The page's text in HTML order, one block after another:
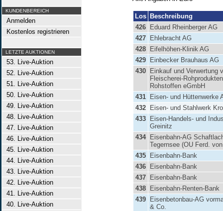
KUNDENBEREICH
Anmelden
Kostenlos registrieren
LETZTE AUKTIONEN
53. Live-Auktion
52. Live-Auktion
51. Live-Auktion
50. Live-Auktion
49. Live-Auktion
48. Live-Auktion
47. Live-Auktion
46. Live-Auktion
45. Live-Auktion
44. Live-Auktion
43. Live-Auktion
42. Live-Auktion
41. Live-Auktion
40. Live-Auktion
Los Beschreibung
426
Eduard Rheinberger AG
427
Ehlebracht AG
428
Eifelhöhen-Klinik AG
429
Einbecker Brauhaus AG
430
Einkauf und Verwertung
Fleischerei-
Rohstoffen eGmbH
431
Eisen- und Hüttenwerke
432
Eisen- und Stahlwerk
433
Eisen-Handels- und
Greinitz
434
Eisenbahn-AG
Tegernsee (OU Ferd.
435
Eisenbahn-Bank
436
Eisenbahn-Bank
437
Eisenbahn-Bank
438
Eisenbahn-Renten-Bank
439
Eisenbetonbau-AG
& Co.